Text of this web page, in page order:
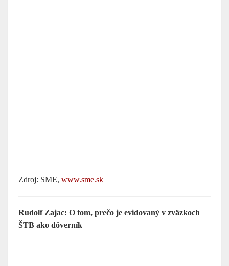
Zdroj: SME, www.sme.sk
Rudolf Zajac: O tom, prečo je evidovaný v zväzkoch
ŠTB ako dôverník